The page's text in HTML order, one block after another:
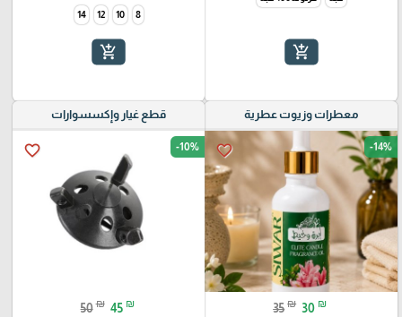
add_shopping_cart
8
10
12
14
add_shopping_cart
معطرات وزيوت عطرية
favorite_border -14%
35 ₪ 30 ₪
قطع غيار وإكسسوارات
favorite_border -10%
50 ₪ 45 ₪